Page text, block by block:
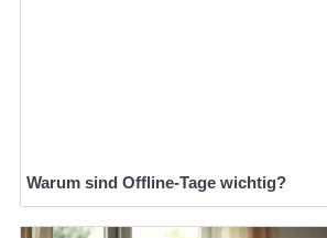
Warum sind Offline-Tage wichtig?